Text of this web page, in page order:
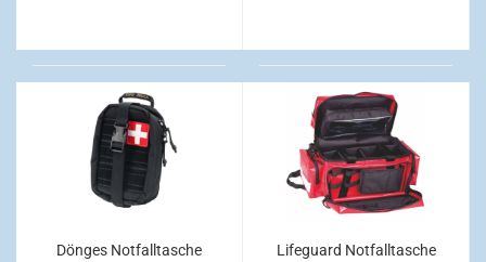
Dönges Notfalltasche
Lifeguard Notfalltasche